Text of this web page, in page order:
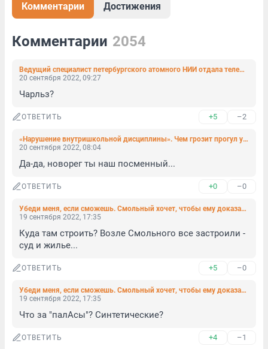
Комментарии Достижения
Комментарии 2054
Ведущий специалист петербургского атомного НИИ отдала телефонным мошенникам 9 млн рублей
20 сентября 2022, 09:27
Чарльз?
ОТВЕТИТЬ +5 –2
«Нарушение внутришкольной дисциплины». Чем грозит прогул урока «Разговор о важном»
20 сентября 2022, 08:04
Да-да, новорег ты наш посменный...
ОТВЕТИТЬ +0 –0
Убеди меня, если сможешь. Смольный хочет, чтобы ему доказали нужность Орловского тоннеля
19 сентября 2022, 17:35
Куда там строить? Возле Смольного все застроили -
суд и жилье...
ОТВЕТИТЬ +5 –0
Убеди меня, если сможешь. Смольный хочет, чтобы ему доказали нужность Орловского тоннеля
19 сентября 2022, 17:35
Что за "палАсы"? Синтетические?
ОТВЕТИТЬ +4 –1